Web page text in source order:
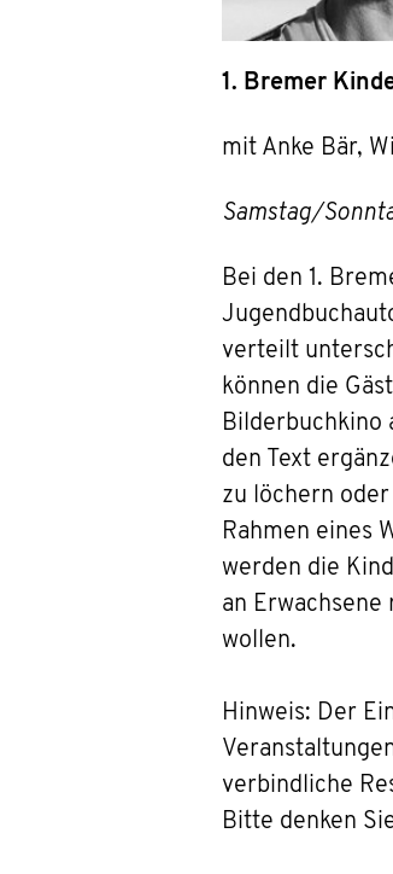
1. Bremer
mit Anke Bär,
Samstag/
Bei den 1.
verteilt
können die
Bilderbuchkino
den Text
zu löchern
Rahmen eines
werden die
an
wollen.
Hinweis: Der
verbindliche
Bitte denken